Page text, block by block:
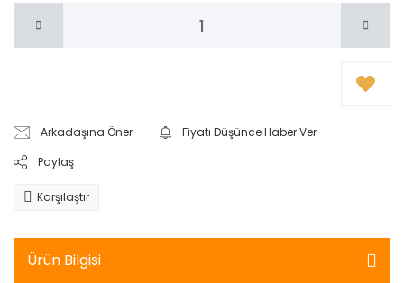
Arkadaşına Öner
Fiyatı Düşünce Haber Ver
Paylaş
Karşılaştır
Ürün Bilgisi